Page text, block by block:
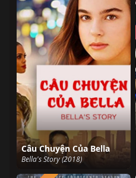
Câu Chuyện Của Bella
Bella's Story (2018)